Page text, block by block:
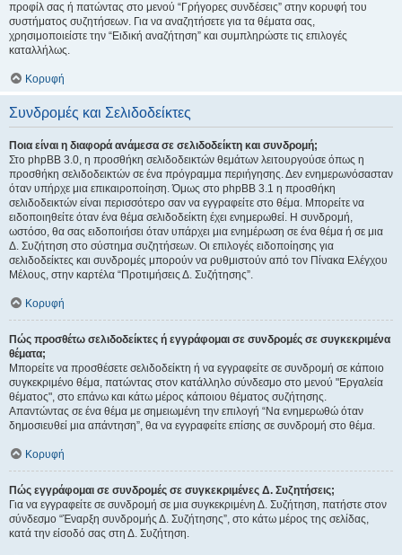
προφίλ σας ή πατώντας στο μενού “Γρήγορες συνδέσεις” στην κορυφή του
συστήματος συζητήσεων. Για να αναζητήσετε για τα θέματα σας,
χρησιμοποιείστε την “Ειδική αναζήτηση” και συμπληρώστε τις επιλογές
καταλλήλως.
Κορυφή
Συνδρομές και Σελιδοδείκτες
Ποια είναι η διαφορά ανάμεσα σε σελιδοδείκτη και συνδρομή;
Στο phpBB 3.0, η προσθήκη σελιδοδεικτών θεμάτων λειτουργούσε όπως η
προσθήκη σελιδοδεικτών σε ένα πρόγραμμα περιήγησης. Δεν ενημερωνόσασταν
όταν υπήρχε μια επικαιροποίηση. Όμως στο phpBB 3.1 η προσθήκη
σελιδοδεικτών είναι περισσότερο σαν να εγγραφείτε στο θέμα. Μπορείτε να
ειδοποιηθείτε όταν ένα θέμα σελιδοδείκτη έχει ενημερωθεί. Η συνδρομή,
ωστόσο, θα σας ειδοποιήσει όταν υπάρχει μια ενημέρωση σε ένα θέμα ή σε μια
Δ. Συζήτηση στο σύστημα συζητήσεων. Οι επιλογές ειδοποίησης για
σελιδοδείκτες και συνδρομές μπορούν να ρυθμιστούν από τον Πίνακα Ελέγχου
Μέλους, στην καρτέλα “Προτιμήσεις Δ. Συζήτησης”.
Κορυφή
Πώς προσθέτω σελιδοδείκτες ή εγγράφομαι σε συνδρομές σε συγκεκριμένα
θέματα;
Μπορείτε να προσθέσετε σελιδοδείκτη ή να εγγραφείτε σε συνδρομή σε κάποιο
συγκεκριμένο θέμα, πατώντας στον κατάλληλο σύνδεσμο στο μενού "Εργαλεία
θέματος", στο επάνω και κάτω μέρος κάποιου θέματος συζήτησης.
Απαντώντας σε ένα θέμα με σημειωμένη την επιλογή “Να ενημερωθώ όταν
δημοσιευθεί μια απάντηση”, θα να εγγραφείτε επίσης σε συνδρομή στο θέμα.
Κορυφή
Πώς εγγράφομαι σε συνδρομές σε συγκεκριμένες Δ. Συζητήσεις;
Για να εγγραφείτε σε συνδρομή σε μια συγκεκριμένη Δ. Συζήτηση, πατήστε στον
σύνδεσμο “Έναρξη συνδρομής Δ. Συζήτησης”, στο κάτω μέρος της σελίδας,
κατά την είσοδό σας στη Δ. Συζήτηση.